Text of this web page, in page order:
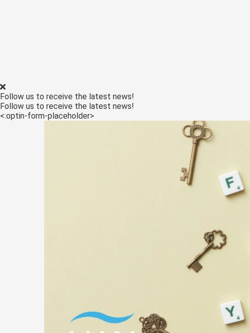
Follow us to receive the latest news!
Follow us to receive the latest news!
<:optin-form-placeholder>